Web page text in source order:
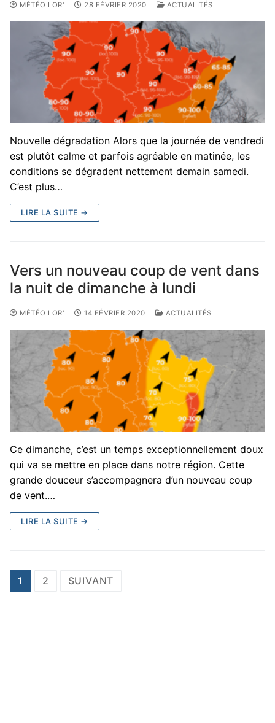
MÉTÉO LOR' 28 FÉVRIER 2020 ACTUALITÉS
Nouvelle dégradation Alors que la journée de vendredi
est plutôt calme et parfois agréable en matinée, les
conditions se dégradent nettement demain samedi.
C’est plus…
LIRE LA SUITE →
Vers un nouveau coup de vent dans
la nuit de dimanche à lundi
MÉTÉO LOR' 14 FÉVRIER 2020 ACTUALITÉS
Ce dimanche, c’est un temps exceptionnellement doux
qui va se mettre en place dans notre région. Cette
grande douceur s’accompagnera d’un nouveau coup
de vent.…
LIRE LA SUITE →
Pagination
1 2 SUIVANT